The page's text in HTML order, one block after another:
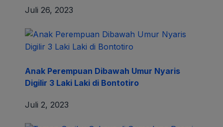
Juli 26, 2023
Anak Perempuan Dibawah Umur Nyaris
Digilir 3 Laki Laki di Bontotiro
Juli 2, 2023